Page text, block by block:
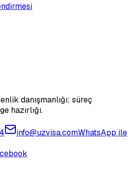
danışmanlığı; süreç
hazırlığı.
info@uzvisa.comWhatsApp ile